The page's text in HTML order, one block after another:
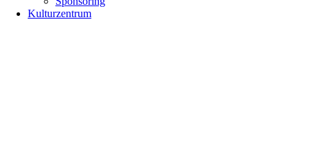
Kulturzentrum